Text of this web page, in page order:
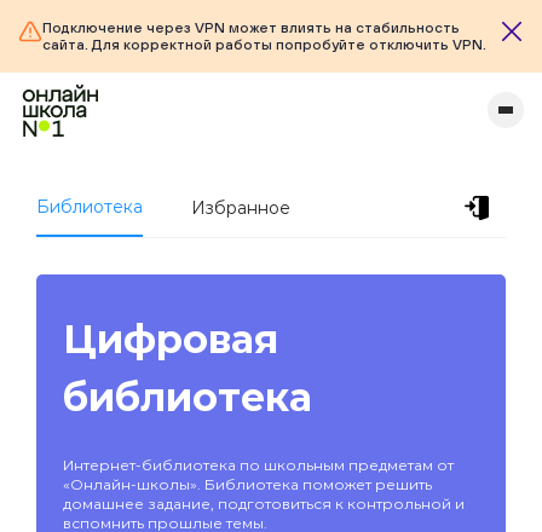
Подключение через VPN может влиять на стабильность
сайта. Для корректной работы попробуйте отключить VPN.
Библиотека Избранное
Цифровая
библиотека
Интернет-библиотека по школьным предметам от
«Онлайн-школы». Библиотека поможет решить
домашнее задание, подготовиться к контрольной и
вспомнить прошлые темы.